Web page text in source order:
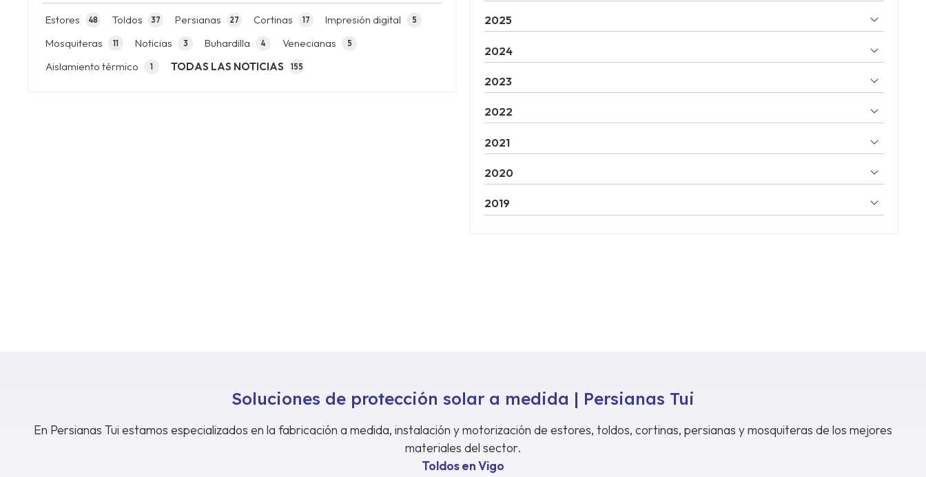
TODAS LAS NOTICIAS 155
Estores 48 Toldos 37 Persianas 27 Cortinas 17 Impresión digital 5
Mosquiteras 11 Noticias 3 Buhardilla 4 Venecianas 5
Aislamiento térmico 1
2025
2024
2023
2022
2021
2020
2019
Soluciones de protección solar a medida | Persianas Tui
En Persianas Tui estamos especializados en la fabricación a medida, instalación y motorización de estores, toldos, cortinas, persianas y mosquiteras de los mejores
materiales del sector.
Toldos en Vigo